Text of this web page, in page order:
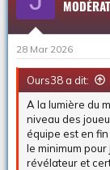
c
o
n
:
28 Mar 2026
Ours38 a dit:
A la lumière du
niveau des
équipe est en
le minimum
révélateur et